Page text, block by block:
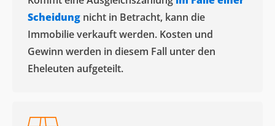
Scheidung nicht in Betracht, kann die
Immobilie verkauft werden. Kosten und
Gewinn werden in diesem Fall unter den
Eheleuten aufgeteilt.​